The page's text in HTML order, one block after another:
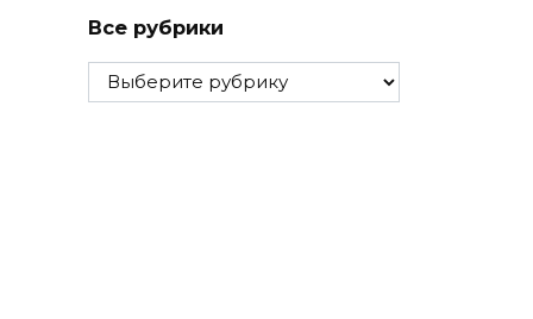
Все рубрики
Все
рубрики